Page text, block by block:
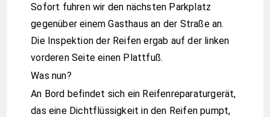
Sofort fuhren wir den nächsten Parkplatz
gegenüber einem Gasthaus an der Straße an.
Die Inspektion der Reifen ergab auf der linken
vorderen Seite einen Plattfuß.
Was nun?
An Bord befindet sich ein Reifenreparaturgerät,
das eine Dichtflüssigkeit in den Reifen pumpt,